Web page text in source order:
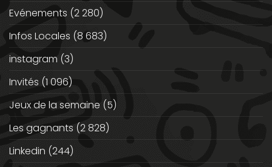
Evénements (2 280)
Infos Locales (8 683)
instagram (3)
Invités (1 096)
Jeux de la semaine (5)
Les gagnants (2 828)
Linkedin (244)